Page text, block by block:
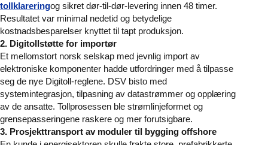
tollklareringog sikret dør-til-dør-levering innen 48 timer.
Resultatet var minimal nedetid og betydelige
kostnadsbesparelser knyttet til tapt produksjon.
2. Digitollstøtte for importør
Et mellomstort norsk selskap med jevnlig import av
elektroniske komponenter hadde utfordringer med å tilpasse
seg de nye Digitoll-reglene. DSV bisto med
systemintegrasjon, tilpasning av datastrømmer og opplæring
av de ansatte. Tollprosessen ble strømlinjeformet og
grensepasseringene raskere og mer forutsigbare.
3. Prosjekttransport av moduler til bygging offshore